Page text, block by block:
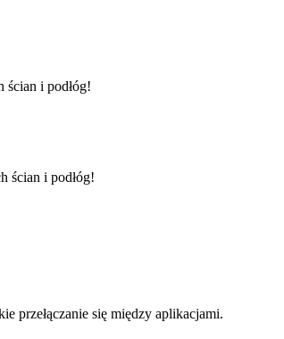
ścian i podłóg!
ścian i podłóg!
przełączanie się między aplikacjami.